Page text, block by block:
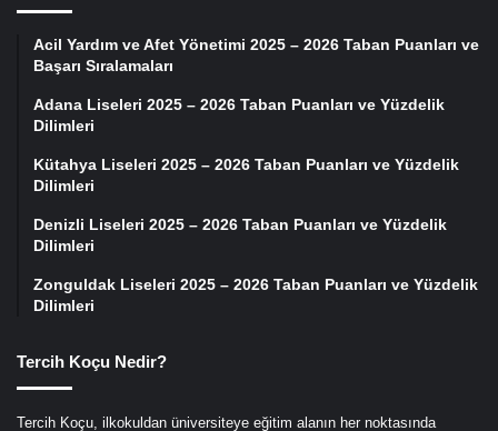
Acil Yardım ve Afet Yönetimi 2025 – 2026 Taban Puanları ve
Başarı Sıralamaları
Adana Liseleri 2025 – 2026 Taban Puanları ve Yüzdelik
Dilimleri
Kütahya Liseleri 2025 – 2026 Taban Puanları ve Yüzdelik
Dilimleri
Denizli Liseleri 2025 – 2026 Taban Puanları ve Yüzdelik
Dilimleri
Zonguldak Liseleri 2025 – 2026 Taban Puanları ve Yüzdelik
Dilimleri
Tercih Koçu Nedir?
Tercih Koçu, ilkokuldan üniversiteye eğitim alanın her noktasında